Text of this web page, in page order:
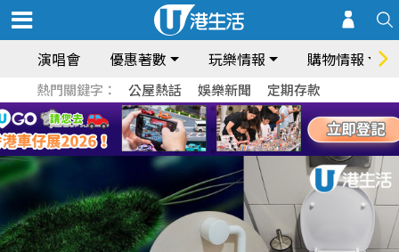
演唱會 優惠著數 玩樂情報 購物情報
熱門關鍵字： 公屋熱話 娛樂新聞 定期存款